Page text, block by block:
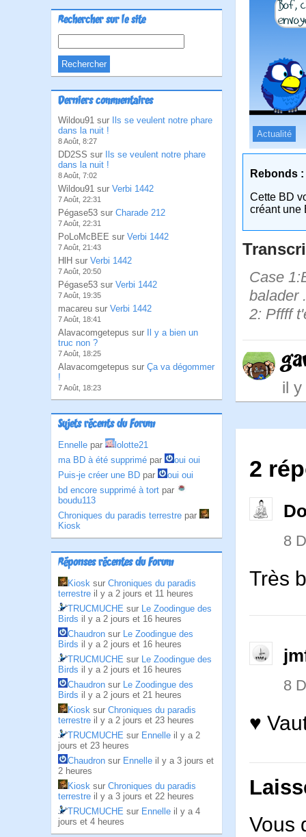
Rechercher sur le site
Derniers commentaires
Wildou91 sur
Ils se veulent notre phare
dans la nuit !
8 Août, 8:27
DD2SS sur
Ils se veulent notre phare
dans la nuit !
8 Août, 7:02
Wildou91 sur Verbi 1442
7 Août, 22:31
Pégase53 sur Charade 212
7 Août, 22:31
PoLoMcBEE sur Verbi 1442
7 Août, 21:43
HlH sur Verbi 1442
7 Août, 20:50
Pégase53 sur Verbi 1442
7 Août, 19:35
macareu sur Verbi 1442
7 Août, 18:41
Alavacomgetepus sur
Il y a bien un
truc non ?
7 Août, 18:25
Alavacomgetepus sur Ça va dégommer
!
7 Août, 18:23
Sujets récents du Forum
Ennelle par
lolotte21
ma BD à été supprimé par
oui oui
Puis-je créer une BD par
oui oui
bd encore supprimé à tort par
boudu113
Chroniques du paradis terrestre par
Kiosk
Réponses récentes du Forum
Kiosk sur Chroniques du paradis
terrestre il y a 2 jours et 11 heures
TRUCMUCHE sur Le Zoodingue des
Birds il y a 2 jours et 16 heures
Chaudron sur Le Zoodingue des
Birds il y a 2 jours et 16 heures
TRUCMUCHE sur Le Zoodingue des
Birds il y a 2 jours et 16 heures
Chaudron sur Le Zoodingue des
Birds il y a 2 jours et 21 heures
Kiosk sur Chroniques du paradis
terrestre il y a 2 jours et 23 heures
TRUCMUCHE sur Ennelle il y a 2
jours et 23 heures
Chaudron sur Ennelle il y a 3 jours et
2 heures
Kiosk sur Chroniques du paradis
terrestre il y a 3 jours et 22 heures
TRUCMUCHE sur Ennelle il y a 4
jours et 4 heures
Actualité
Rebonds :
Cette BD
créant une
Case
balader
2: Pffff
il y
2
8
Très
8
♥
Vous